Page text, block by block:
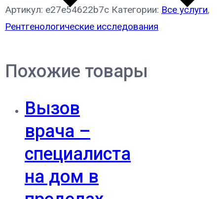
Артикул: e27e54622b7c Категории: Все услуги,
Рентгенологические исследования
Похожие товары
Вызов
врача –
специалиста
на дом в